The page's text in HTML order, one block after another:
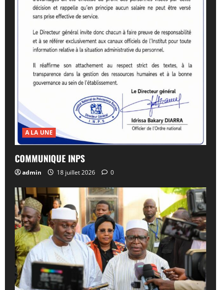
A LA UNE
COMMUNIQUE INPS
admin 18 juillet 2026 0